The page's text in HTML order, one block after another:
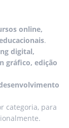
online,
.
digital,
gráfico, edição
categoria, para